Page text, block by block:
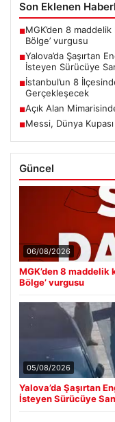
Son Eklenen
■MGK’den 8
Bölge’ vurgusu
■Yalova’da Şaşırtan
İsteyen Sürücüye
■İstanbul’un 8
Gerçekleşecek
■Açık Alan
■Messi, Dünya
Güncel
06/08/2026
MGK’den 8
Bölge’ vurgusu
05/08/2026
Yalova’da Şaşırtan
İsteyen Sürücüye